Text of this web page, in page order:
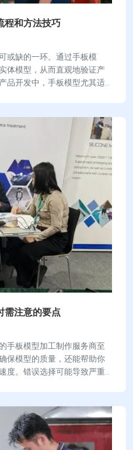
程和方法技巧
或缺的一环。通过手板模
体模型，从而直观地验证产
品开发中，手板模型尤其适
需注意的要点
手板模型加工制作服务商至
保模型的质量，还能帮助你
度。错误选择可能导致严重